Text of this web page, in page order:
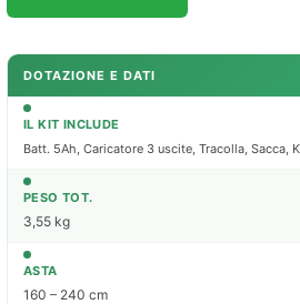
DOTAZIONE E DATI
IL KIT INCLUDE
Batt. 5Ah, Caricatore 3 uscite, Tracolla, Sacca,
PESO TOT.
3,55 kg
ASTA
160 – 240 cm